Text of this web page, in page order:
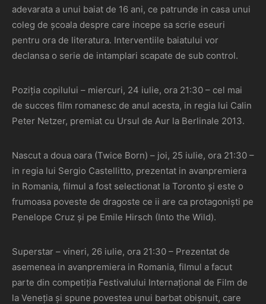
adevarata a unui baiat de 16 ani, ce patrunde in casa unui
coleg de școala despre care incepe sa scrie eseuri
pentru ora de literatura. Interventiile baiatului vor
declansa o serie de intamplari scapate de sub control.
Poziția copilului – miercuri, 24 iulie, ora 21:30 – cel mai
de succes film romanesc de anul acesta, in regia lui Calin
Peter Netzer, premiat cu Ursul de Aur la Berlinale 2013.
Nascut a doua oara (Twice Born) – joi, 25 iulie, ora 21:30 –
in regia lui Sergio Castellitto, prezentat in avanpremiera
in Romania, filmul a fost selectionat la Toronto și este o
frumoasa poveste de dragoste ce ii are ca protagoniști pe
Penelope Cruz și pe Emile Hirsch (Into the Wild).
Superstar – vineri, 26 iulie, ora 21:30 – Prezentat de
asemenea in avanpremiera in Romania, filmul a facut
parte din competiția Festivalului Internațional de Film de
la Veneția și spune povestea unui barbat obișnuit, care